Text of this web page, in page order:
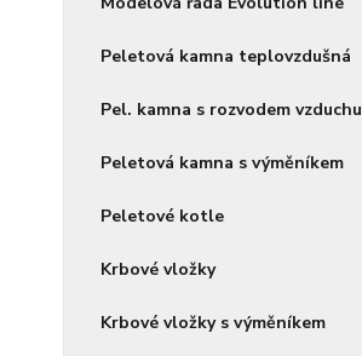
Peletová kamna teplovzdušná
Pel. kamna s rozvodem vzduchu
Peletová kamna s výměníkem
Peletové kotle
Krbové vložky
Krbové vložky s výměníkem